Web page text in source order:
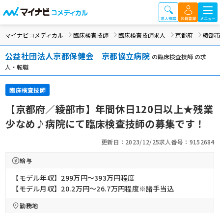
マイナビコメディカル 臨床検査技師 臨床検査技師求人 京都府 綾部市
公益社団法人京都保健会 京都協立病院 の臨床検査技師 の求
人・転職
臨床検査技師
【京都府／綾部市】年間休日120日以上★残業
少なめ♪病院にて臨床検査技師の募集です！
更新日：2023/12/25求人番号：9152684
給与
【モデル年収】299万円〜393万円程度
【モデル月収】20.2万円〜26.7万円程度※諸手当込
勤務地